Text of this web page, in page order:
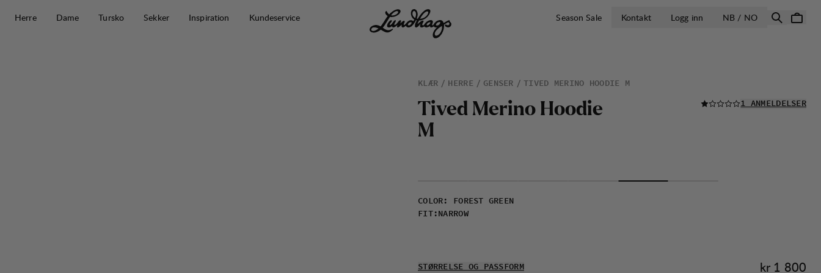
Herre
Dame Tursko Sekker Inspiration Kundeservice Season Sale Kontakt Logg inn NB / NOÅPNE VELG
KLÆR HERRE GENSER TIVED MERINO HOODIE M
Tived Merino Hoodie
M
LES ALLE
1 ANMELDELSER
COLOR :
FOREST GREEN
FIT: NARROW
STØRRELSE OG PASSFORM Pris:
kr 1 800